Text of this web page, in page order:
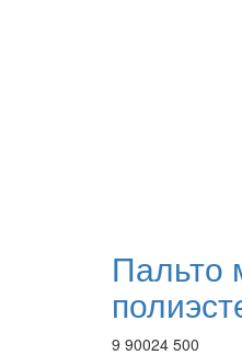
Пальто
9 90024 500